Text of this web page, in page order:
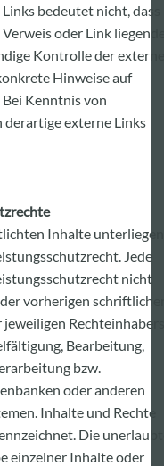
bedeutet nicht, dass
oder Link
Kontrolle der
Hinweise auf
Kenntnis von
derartige externe Links
Inhalte unterliegen
Jede
nicht
vorherigen
Bearbeitung,
bzw.
oder anderen
Inhalte und Rechte
Die
einzelner Inhalte oder